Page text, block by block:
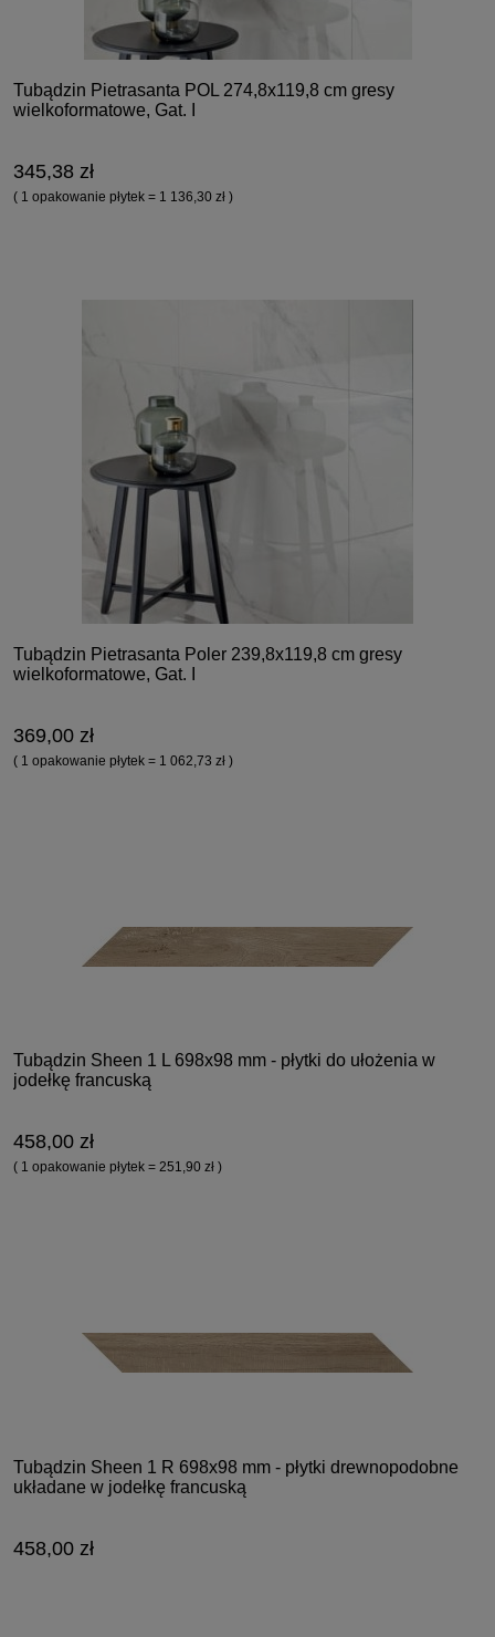
Tubądzin Pietrasanta POL 274,8x119,8 cm gresy
wielkoformatowe, Gat. I
345,38 zł
( 1 opakowanie płytek = 1 136,30 zł )
Tubądzin Pietrasanta Poler 239,8x119,8 cm gresy
wielkoformatowe, Gat. I
369,00 zł
( 1 opakowanie płytek = 1 062,73 zł )
Tubądzin Sheen 1 L 698x98 mm - płytki do ułożenia w
jodełkę francuską
458,00 zł
( 1 opakowanie płytek = 251,90 zł )
Tubądzin Sheen 1 R 698x98 mm - płytki drewnopodobne
układane w jodełkę francuską
458,00 zł